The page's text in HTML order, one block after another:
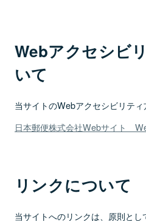
Webアクセシビ
いて
当サイトのWebアクセシビリティ
日本郵便株式会社Webサイト
リンクについて
当サイトへのリンクは、原則と